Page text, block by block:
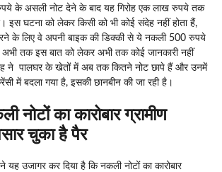
के असली नोट देने के बाद यह गिरोह एक लाख रुपये तक
इस घटना को लेकर किसी को भी कोई संदेह नहीं होता हैं,
के लिए वे अपनी बाइक की डिक्की से ये नकली 500 रुपये
तक इस बात को लेकर अभी तक कोई जानकारी नहीं
ने पालघर के खेतों में अब तक कितने नोट छापे हैं और उनमें
में बदला गया है, इसकी छानबीन की जा रही है।
नोटों का कारोबार ग्रामीण
चुका है पैर
ने यह उजागर कर दिया है कि नकली नोटों का कारोबार